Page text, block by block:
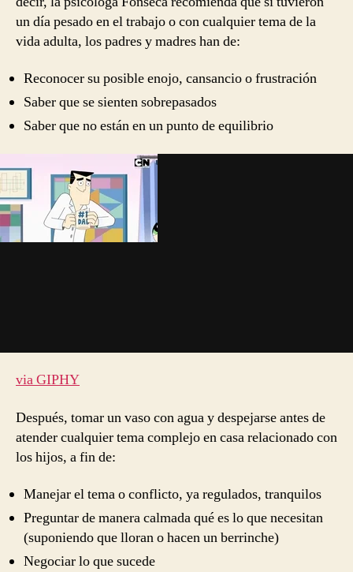
un día pesado en el trabajo o con cualquier tema de la
vida adulta, los padres y madres han de:
Reconocer su posible enojo, cansancio o frustración
Saber que se sienten sobrepasados
Saber que no están en un punto de equilibrio
via GIPHY
Después, tomar un vaso con agua y despejarse antes de
atender cualquier tema complejo en casa relacionado con
los hijos, a fin de:
Manejar el tema o conflicto, ya regulados, tranquilos
Preguntar de manera calmada qué es lo que necesitan
(suponiendo que lloran o hacen un berrinche)
Negociar lo que sucede